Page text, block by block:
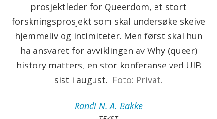
prosjektleder for Queerdom, et stort
forskningsprosjekt som skal undersøke skeive
hjemmeliv og intimiteter. Men først skal hun
ha ansvaret for avviklingen av Why (queer)
history matters, en stor konferanse ved UIB
sist i august. Foto: Privat.
Randi N. A. Bakke